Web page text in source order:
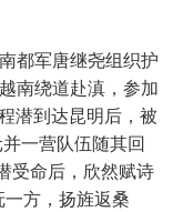
都军唐继尧组织护
南绕道赴滇，参加
潜到达昆明后，被
一营队伍随其回
受命后，欣然赋诗
方，扬旌返桑